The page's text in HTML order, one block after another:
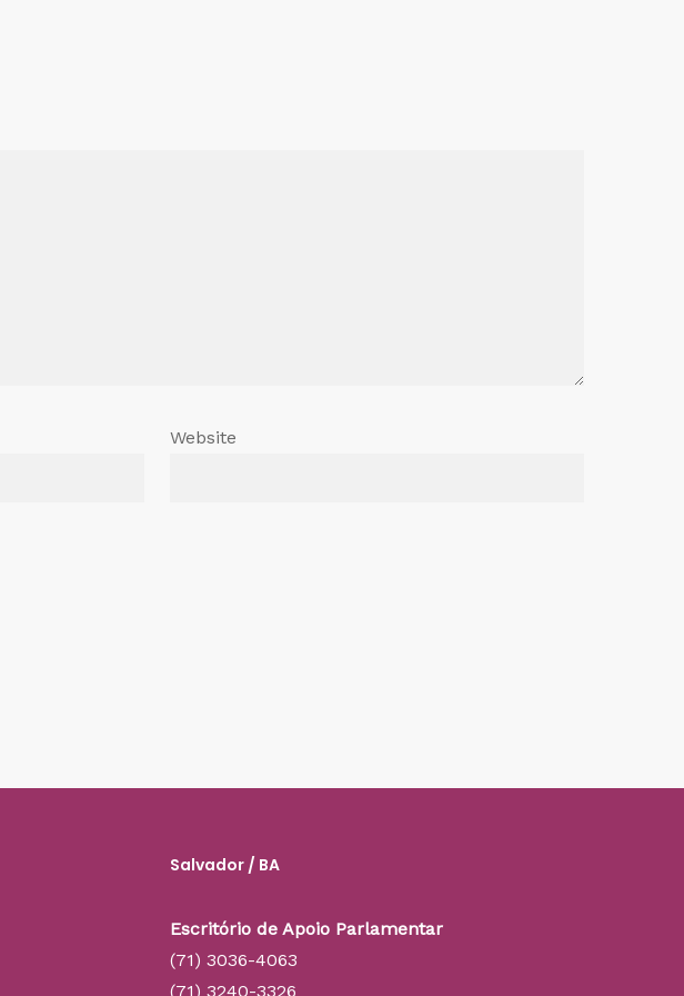
Website
Salvador / BA
Escritório de Apoio Parlamentar
(71) 3036-4063
(71) 3240-3326